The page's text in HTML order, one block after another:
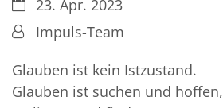
Datum:23. Apr. 2023
Von:Impuls-Team
Glauben ist kein Istzustand.
Glauben ist suchen und hoffen,